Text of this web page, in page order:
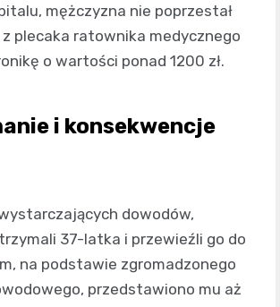
mężczyzna nie poprzestał
plecaka ratownika medycznego
o wartości ponad 1200 zł.
i konsekwencje
dowodów,
37-latka i przewieźli go do
na podstawie zgromadzonego
przedstawiono mu aż